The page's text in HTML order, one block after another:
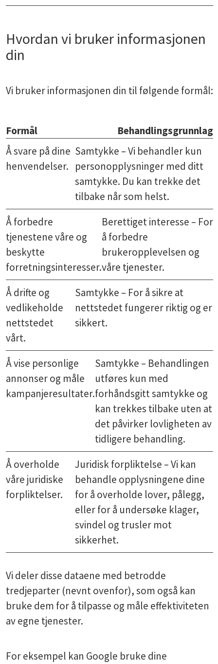
Hvordan vi bruker informasjonen
din
Vi bruker informasjonen din til følgende formål:
Formål
Behandlingsgrunnlag
Å svare på dine
henvendelser.
Samtykke – Vi behandler kun
personopplysninger med ditt
samtykke. Du kan trekke det
tilbake når som helst.
Å forbedre
tjenestene våre og
beskytte
forretningsinteresser.
Berettiget interesse – For
å forbedre
brukeropplevelsen og
våre tjenester.
Å drifte og
vedlikeholde
nettstedet
vårt.
Samtykke – For å sikre at
nettstedet fungerer riktig og er
sikkert.
Å vise personlige
annonser og måle
kampanjeresultater.
Samtykke – Behandlingen
utføres kun med
forhåndsgitt samtykke og
kan trekkes tilbake uten at
det påvirker lovligheten av
tidligere behandling.
Å overholde
våre juridiske
forpliktelser.
Juridisk forpliktelse – Vi kan
behandle opplysningene dine
for å overholde lover, pålegg,
eller for å undersøke klager,
svindel og trusler mot
sikkerhet.
Vi deler disse dataene med betrodde
tredjeparter (nevnt ovenfor), som også kan
bruke dem for å tilpasse og måle effektiviteten
av egne tjenester.
For eksempel kan Google bruke dine